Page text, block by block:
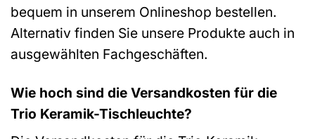
bequem in unserem Onlineshop bestellen.
Alternativ finden Sie unsere Produkte auch in
ausgewählten Fachgeschäften.
Wie hoch sind die Versandkosten für die
Trio Keramik-Tischleuchte?